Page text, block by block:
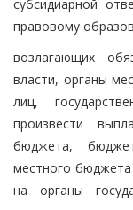
субсидиарной
правовому
возлагающих
власти, органы
лиц,
произвести
бюджета,
местного
на органы